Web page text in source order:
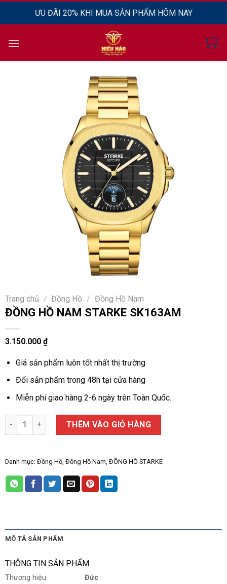
dung
ƯU ĐÃI 20% KHI MUA SẢN PHẨM HÔM NAY
Trang chủ / Đồng Hồ / Đồng Hồ Nam
ĐỒNG HỒ NAM STARKE SK163AM
3.150.000 ₫
Giá sản phẩm luôn tốt nhất thị trường
Đổi sản phẩm trong 48h tại cửa hàng
Miễn phí giao hàng 2-6 ngày trên Toàn Quốc.
ĐỒNG HỒ NAM STARKE SK163AM số lượng
THÊM VÀO GIỎ HÀNG
Danh mục: Đồng Hồ, Đồng Hồ Nam ĐỒNG HỒ STARKE
MÔ TẢ SẢN PHẨM
THÔNG TIN SẢN PHẨM
Thương hiệu
Đức